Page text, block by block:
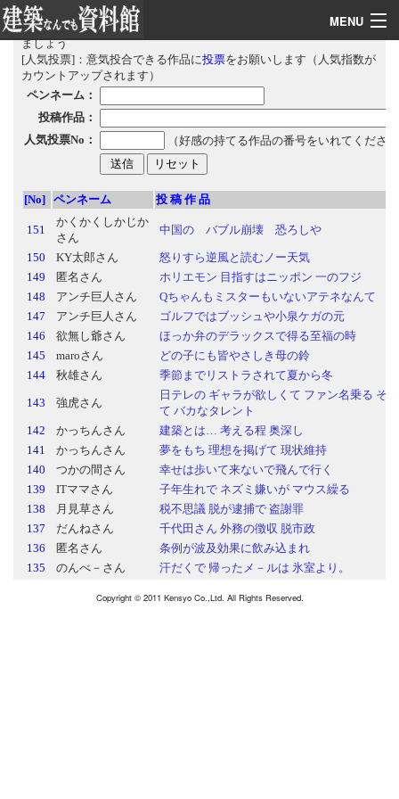
MENU
設計事務所
施工会社
見積フォーラム
ソフト集
関連サイト
Copyright © 2011 Kensyo Co.,Ltd. All Rights Reserved.